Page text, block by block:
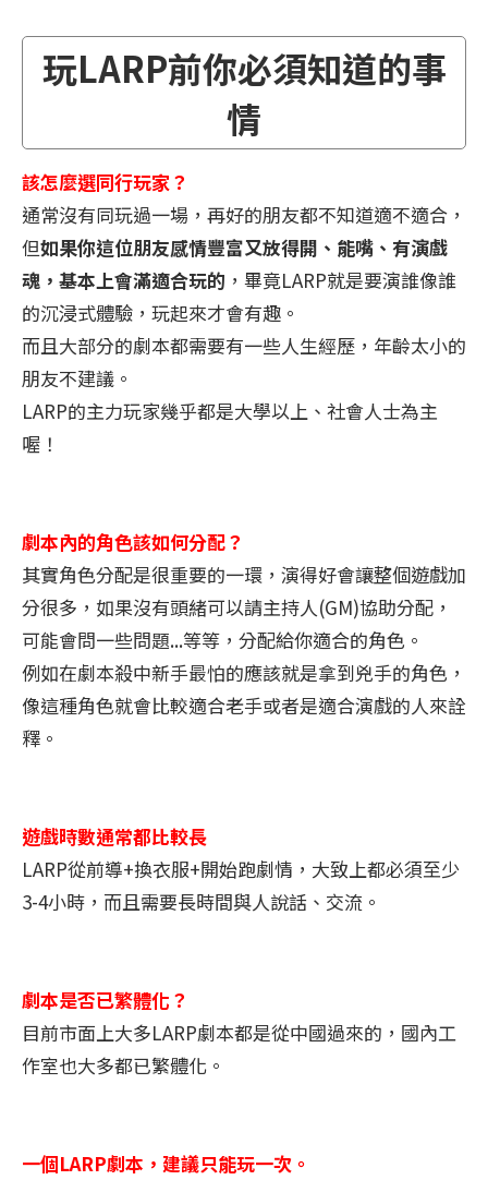
玩LARP前你必須知道的事
情
該怎麼選同行玩家？
通常沒有同玩過一場，再好的朋友都不知道適不適合，
但如果你這位朋友感情豐富又放得開、能嘴、有演戲
魂，基本上會滿適合玩的 ，畢竟LARP就是要演誰像誰
的沉浸式體驗，玩起來才會有趣。
而且大部分的劇本都需要有一些人生經歷，年齡太小的
朋友不建議。
LARP的主力玩家幾乎都是大學以上、社會人士為主
喔！
劇本內的角色該如何分配？
其實角色分配是很重要的一環，演得好會讓整個遊戲加
分很多，如果沒有頭緒可以請主持人(GM)協助分配，
可能會問一些問題...等等，分配給你適合的角色。
例如在劇本殺中新手最怕的應該就是拿到兇手的角色，
像這種角色就會比較適合老手或者是適合演戲的人來詮
釋。
遊戲時數通常都比較長
LARP從前導+換衣服+開始跑劇情，大致上都必須至少
3-4小時，而且需要長時間與人說話、交流。
劇本是否已繁體化？
目前市面上大多LARP劇本都是從中國過來的，國內工
作室也大多都已繁體化。
一個LARP劇本，建議只能玩一次。